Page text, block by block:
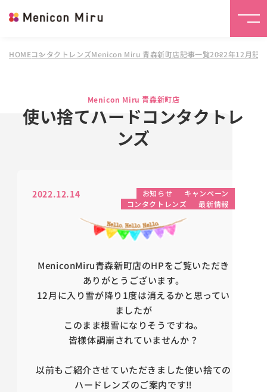
HOMEコンタクトレンズMenicon Miru 青森新町店記事一覧2022年12月記
Menicon Miru 青森新町店
使い捨てハードコンタクトレ
ンズ
2022.12.14 お知らせ
キャンペーン
コンタクトレンズ
最新情報
MeniconMiru青森新町店のHPをご覧いただき
ありがとうございます。
12月に入り雪が降り1度は消えるかと思ってい
ましたが
このまま根雪になりそうですね。
皆様体調崩されていませんか？
以前もご紹介させていただきました使い捨ての
ハードレンズのご案内です‼